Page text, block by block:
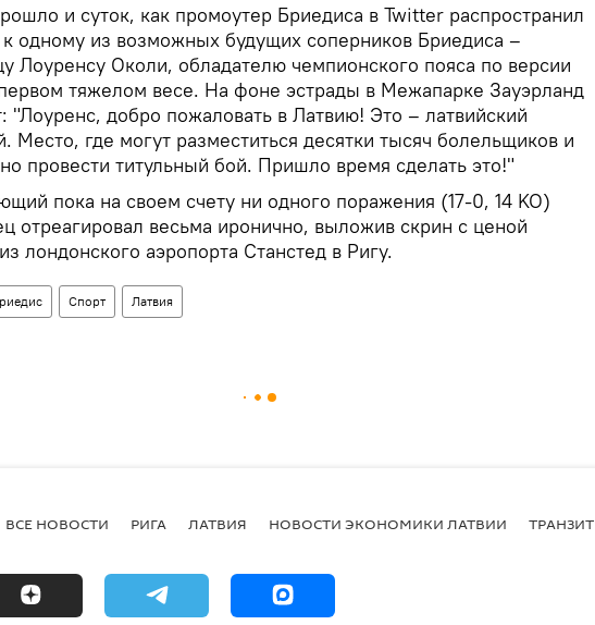
и суток, как промоутер Бриедиса в Twitter распространил
одному из возможных будущих соперников Бриедиса –
Лоуренсу Околи, обладателю чемпионского пояса по версии
тяжелом весе. На фоне эстрады в Межапарке Зауэрланд
"Лоуренс, добро пожаловать в Латвию! Это – латвийский
Место, где могут разместиться десятки тысяч болельщиков и
провести титульный бой. Пришло время сделать это!"
пока на своем счету ни одного поражения (17-0, 14 KO)
отреагировал весьма иронично, выложив скрин с ценой
лондонского аэропорта Станстед в Ригу.
Спорт Латвия
ВСЕ НОВОСТИ РИГА ЛАТВИЯ НОВОСТИ ЭКОНОМИКИ ЛАТВИИ ТРАНЗИТ